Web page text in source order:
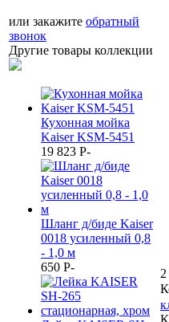
или закажите обратный
звонок
Другие товары коллекции
Кухонная мойка
Kaiser KSM-5451
19 823 P-
Шланг д/биде Kaiser
0018 усиленный 0,8
- 1,0 м
650 P-